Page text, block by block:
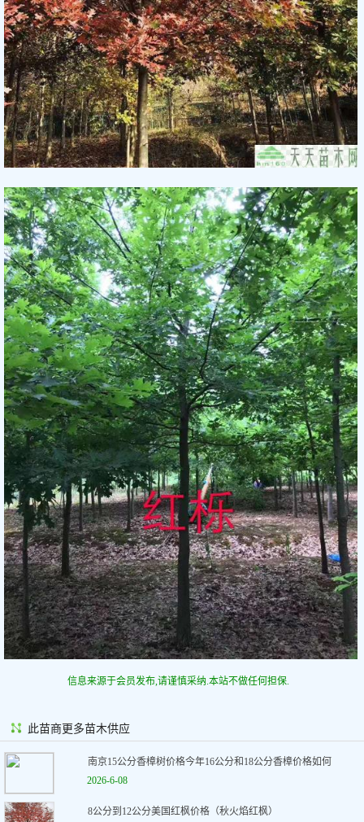
信息来源于会员发布,请谨慎采纳.本站不做任何担保.
此苗商更多苗木供应
南京15公分香樟树价格今年16公分和18公分香樟价格如何
2026-6-08
8公分到12公分美国红枫价格（秋火焰红枫）